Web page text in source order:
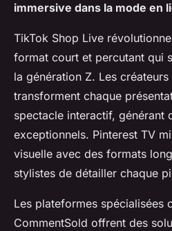
immersive dans la mode en
TikTok Shop Live
format court et percutant qui
la génération Z. Les
transforment chaque
spectacle interactif, générant
exceptionnels. Pinterest TV
visuelle avec des formats
stylistes de détailler chaque
Les plateformes spécialisées
CommentSold offrent des